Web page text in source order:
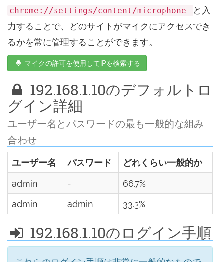
chrome://settings/content/microphone
と入
力することで、どのサイトがマイクにアクセスでき
るかを常に管理することができます。
マイクの許可を使用してIPを検索する
192.168.1.10のデフォルトロ
グイン詳細
ユーザー名とパスワードの最も一般的な組み
合わせ
ユーザー名 パスワード どれくらい一般的か
admin -
66.7%
admin
admin 33.3%
192.168.1.10のログイン手順